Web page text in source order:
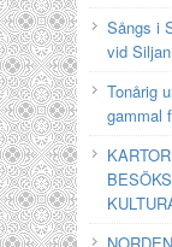
Sångs i
vid
Tonårig
gammal